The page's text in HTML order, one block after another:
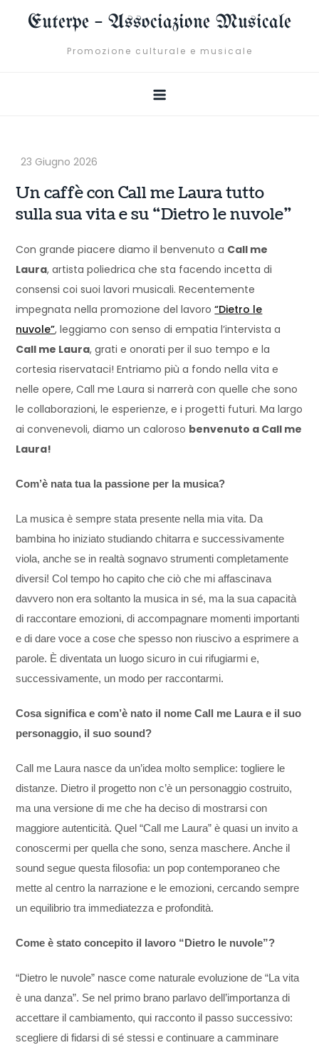
Euterpe – Associazione Musicale
Promozione culturale e musicale
Un caffè con Call me Laura tutto
sulla sua vita e su “Dietro le nuvole”
Con grande piacere diamo il benvenuto a Call me
Laura, artista poliedrica che sta facendo incetta di
consensi coi suoi lavori musicali. Recentemente
impegnata nella promozione del lavoro“Dietro le
nuvole”, leggiamo con senso di empatia l’intervista a
Call me Laura, grati e onorati per il suo tempo e la
cortesia riservataci! Entriamo più a fondo nella vita e
nelle opere, Call me Laura si narrerà con quelle che sono
le collaborazioni, le esperienze, e i progetti futuri. Ma largo
ai convenevoli, diamo un caloroso benvenuto a Call me
Laura!
Com’è nata tua la passione per la musica?
La musica è sempre stata presente nella mia vita. Da
bambina ho iniziato studiando chitarra e successivamente
viola, anche se in realtà sognavo strumenti completamente
diversi! Col tempo ho capito che ciò che mi affascinava
davvero non era soltanto la musica in sé, ma la sua capacità
di raccontare emozioni, di accompagnare momenti importanti
e di dare voce a cose che spesso non riuscivo a esprimere a
parole. È diventata un luogo sicuro in cui rifugiarmi e,
successivamente, un modo per raccontarmi.
Cosa significa e com’è nato il nome Call me Laura e il suo
personaggio, il suo sound?
Call me Laura nasce da un’idea molto semplice: togliere le
distanze. Dietro il progetto non c’è un personaggio costruito,
ma una versione di me che ha deciso di mostrarsi con
maggiore autenticità. Quel “Call me Laura” è quasi un invito a
conoscermi per quella che sono, senza maschere. Anche il
sound segue questa filosofia: un pop contemporaneo che
mette al centro la narrazione e le emozioni, cercando sempre
un equilibrio tra immediatezza e profondità.
Come è stato concepito il lavoro “Dietro le nuvole”?
“Dietro le nuvole” nasce come naturale evoluzione de “La vita
è una danza”. Se nel primo brano parlavo dell’importanza di
accettare il cambiamento, qui racconto il passo successivo:
scegliere di fidarsi di sé stessi e continuare a camminare